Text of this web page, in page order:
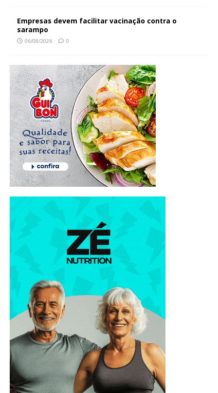
Empresas devem facilitar vacinação contra o
sarampo
06/08/2026 0